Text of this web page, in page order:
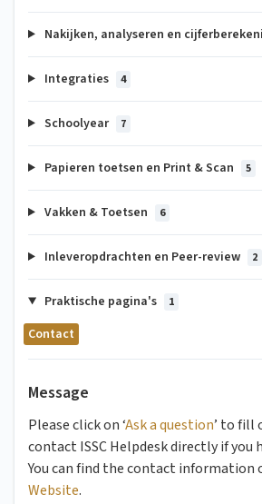
Nakijken, analyseren en
Integraties 4
Schoolyear 7
Papieren toetsen en Print & Scan 5
Vakken & Toetsen 6
Inleveropdrachten en Peer-review 2
Praktische pagina's 1
Contact
Message
Please click on ‘Ask a question’ to fill
contact ISSC Helpdesk directly if you
You can find the contact information
Website.